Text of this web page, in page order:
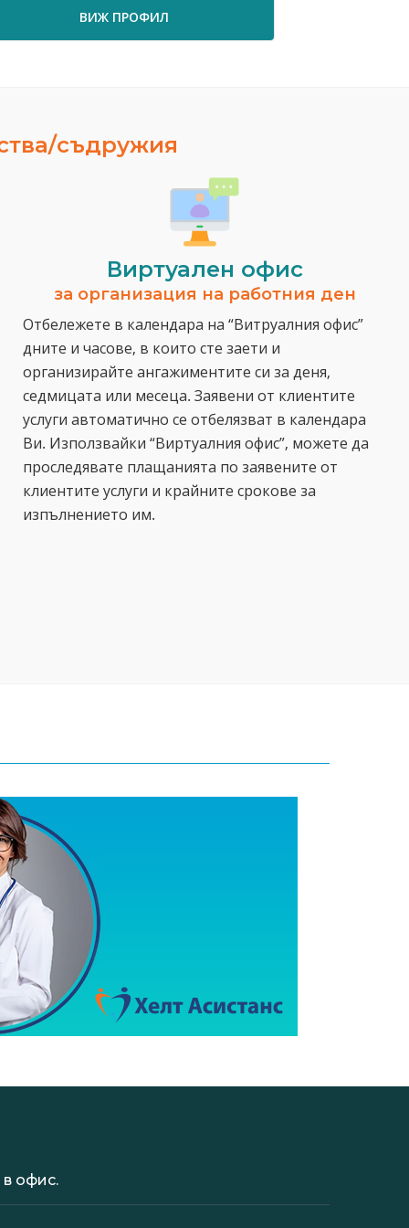
ВИЖ ПРОФИЛ
съдружия
Виртуален офис
за организация на работния ден
Отбележете в календара на “Витруалния офис”
дните и часове, в които сте заети и
организирайте ангажиментите си за деня,
седмицата или месеца. Заявени от клиентите
услуги автоматично се отбелязват в календара
Ви. Използвайки “Виртуалния офис”, можете да
проследявате плащанията по заявените от
клиентите услуги и крайните срокове за
изпълнението им.
офис.